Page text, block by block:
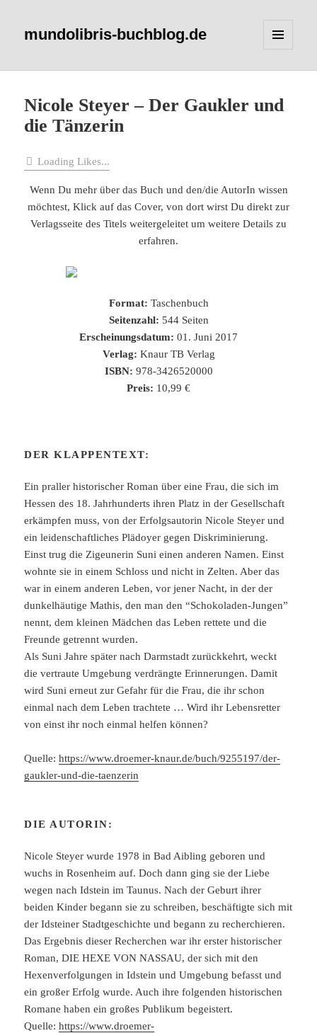
mundolibris-buchblog.de
WIDGETS
Nicole Steyer – Der Gaukler und
die Tänzerin
Loading Likes...
Wenn Du mehr über das Buch und den/die AutorIn wissen
möchtest, Klick auf das Cover, von dort wirst Du direkt zur
Verlagsseite des Titels weitergeleitet um weitere Details zu
erfahren.
Format: Taschenbuch
Seitenzahl: 544 Seiten
Erscheinungsdatum: 01. Juni 2017
Verlag: Knaur TB Verlag
ISBN: 978-3426520000
Preis: 10,99 €
DER KLAPPENTEXT:
Ein praller historischer Roman über eine Frau, die sich im
Hessen des 18. Jahrhunderts ihren Platz in der Gesellschaft
erkämpfen muss, von der Erfolgsautorin Nicole Steyer und
ein leidenschaftliches Plädoyer gegen Diskriminierung.
Einst trug die Zigeunerin Suni einen anderen Namen. Einst
wohnte sie in einem Schloss und nicht in Zelten. Aber das
war in einem anderen Leben, vor jener Nacht, in der der
dunkelhäutige Mathis, den man den “Schokoladen-Jungen”
nennt, dem kleinen Mädchen das Leben rettete und die
Freunde getrennt wurden.
Als Suni Jahre später nach Darmstadt zurückkehrt, weckt
die vertraute Umgebung verdrängte Erinnerungen. Damit
wird Suni erneut zur Gefahr für die Frau, die ihr schon
einmal nach dem Leben trachtete … Wird ihr Lebensretter
von einst ihr noch einmal helfen können?
Quelle:https://www.droemer-knaur.de/buch/9255197/der-
gaukler-und-die-taenzerin
DIE AUTORIN:
Nicole Steyer wurde 1978 in Bad Aibling geboren und
wuchs in Rosenheim auf. Doch dann ging sie der Liebe
wegen nach Idstein im Taunus. Nach der Geburt ihrer
beiden Kinder begann sie zu schreiben, beschäftigte sich mit
der Idsteiner Stadtgeschichte und begann zu recherchieren.
Das Ergebnis dieser Recherchen war ihr erster historischer
Roman, DIE HEXE VON NASSAU, der sich mit den
Hexenverfolgungen in Idstein und Umgebung befasst und
ein großer Erfolg wurde. Auch ihre folgenden historischen
Romane haben ein großes Publikum begeistert.
Quelle:https://www.droemer-